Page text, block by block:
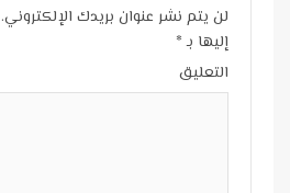
لن يتم نشر عنوان بريدك الإلكتروني.
إليها بـ*
التعليق